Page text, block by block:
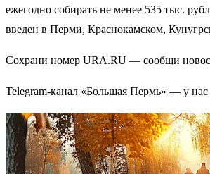
ежегодно собирать не менее 535 тыс.
введен в Перми, Краснокамском,
Сохрани номер URA.RU — сообщи
Telegram-канал «Большая Пермь» — у